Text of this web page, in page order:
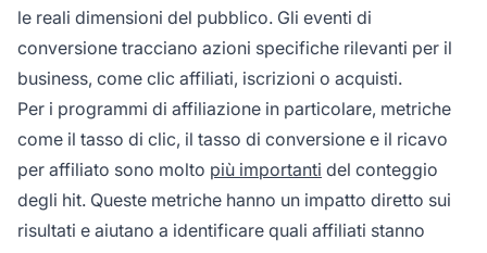
le reali dimensioni del pubblico. Gli eventi di
conversione tracciano azioni specifiche rilevanti per il
business, come clic affiliati, iscrizioni o acquisti.
Per i programmi di affiliazione in particolare, metriche
come il tasso di clic, il tasso di conversione e il ricavo
per affiliato sono molto più importanti del conteggio
degli hit. Queste metriche hanno un impatto diretto sui
risultati e aiutano a identificare quali affiliati stanno